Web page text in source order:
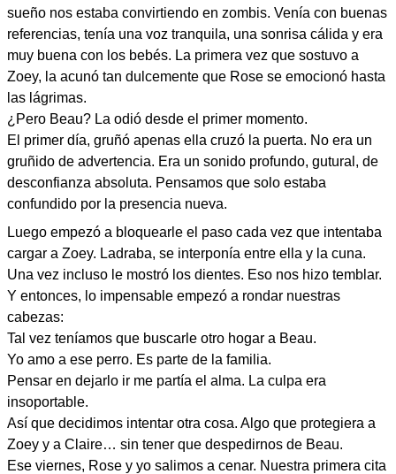
sueño nos estaba convirtiendo en zombis. Venía con buenas
referencias, tenía una voz tranquila, una sonrisa cálida y era
muy buena con los bebés. La primera vez que sostuvo a
Zoey, la acunó tan dulcemente que Rose se emocionó hasta
las lágrimas.
¿Pero Beau? La odió desde el primer momento.
El primer día, gruñó apenas ella cruzó la puerta. No era un
gruñido de advertencia. Era un sonido profundo, gutural, de
desconfianza absoluta. Pensamos que solo estaba
confundido por la presencia nueva.
Luego empezó a bloquearle el paso cada vez que intentaba
cargar a Zoey. Ladraba, se interponía entre ella y la cuna.
Una vez incluso le mostró los dientes. Eso nos hizo temblar.
Y entonces, lo impensable empezó a rondar nuestras
cabezas:
Tal vez teníamos que buscarle otro hogar a Beau.
Yo amo a ese perro. Es parte de la familia.
Pensar en dejarlo ir me partía el alma. La culpa era
insoportable.
Así que decidimos intentar otra cosa. Algo que protegiera a
Zoey y a Claire… sin tener que despedirnos de Beau.
Ese viernes, Rose y yo salimos a cenar. Nuestra primera cita